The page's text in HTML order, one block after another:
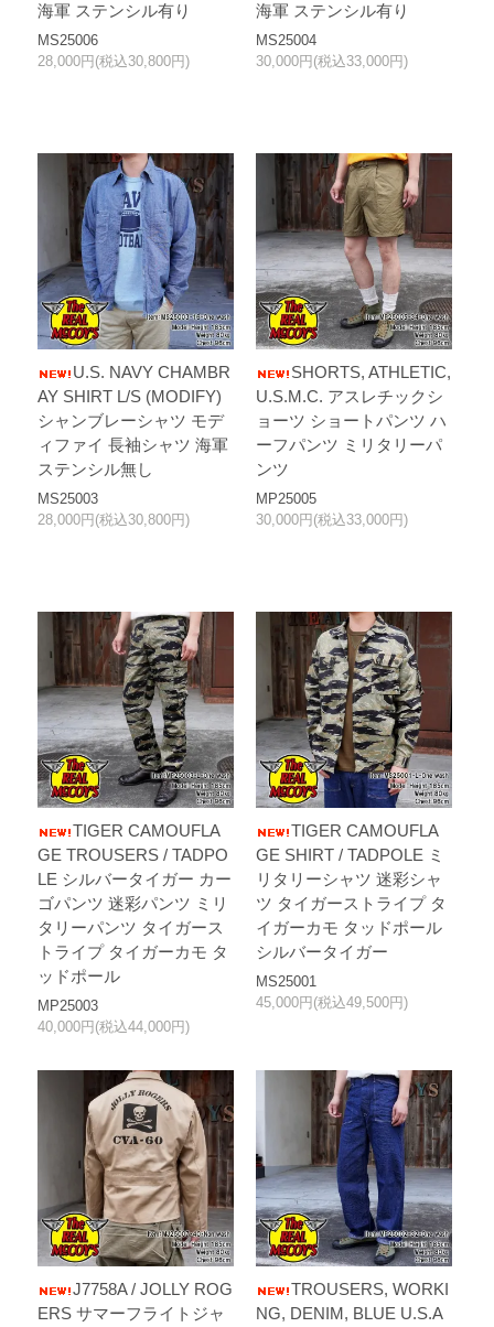
海軍 ステンシル有り
MS25006
28,000円(税込30,800円)
海軍 ステンシル有り
MS25004
30,000円(税込33,000円)
U.S. NAVY CHAMBR
AY SHIRT L/S (MODIFY)
シャンブレーシャツ モデ
ィファイ 長袖シャツ 海軍
ステンシル無し
MS25003
28,000円(税込30,800円)
SHORTS, ATHLETIC,
U.S.M.C. アスレチックシ
ョーツ ショートパンツ ハ
ーフパンツ ミリタリーパ
ンツ
MP25005
30,000円(税込33,000円)
TIGER CAMOUFLA
GE TROUSERS / TADPO
LE シルバータイガー カー
ゴパンツ 迷彩パンツ ミリ
タリーパンツ タイガース
トライプ タイガーカモ タ
ッドポール
MP25003
40,000円(税込44,000円)
TIGER CAMOUFLA
GE SHIRT / TADPOLE ミ
リタリーシャツ 迷彩シャ
ツ タイガーストライプ タ
イガーカモ タッドポール
シルバータイガー
MS25001
45,000円(税込49,500円)
J7758A / JOLLY ROG
ERS サマーフライトジャ
TROUSERS, WORKI
NG, DENIM, BLUE U.S.A